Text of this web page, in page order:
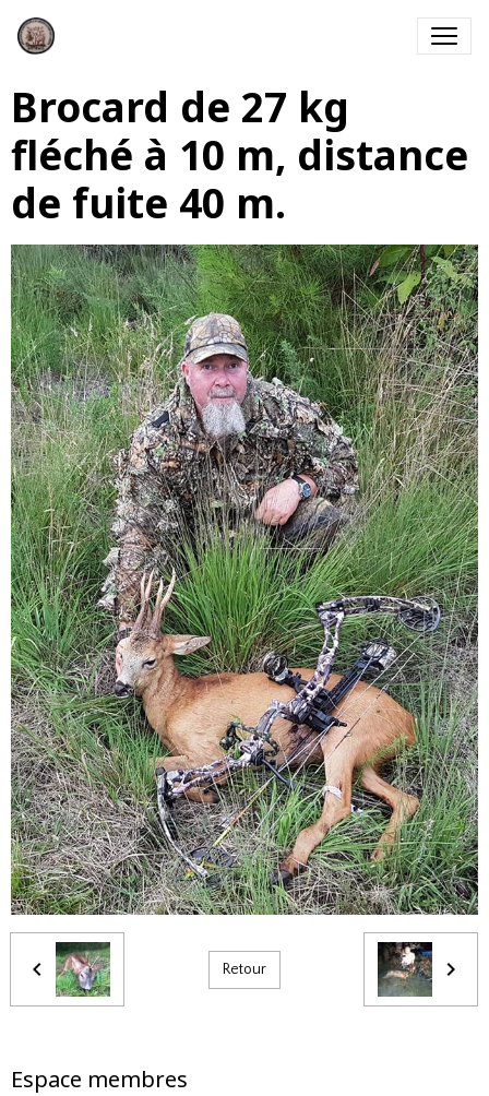
Brocard de 27 kg
fléché à 10 m, distance
de fuite 40 m.
Retour
Espace membres